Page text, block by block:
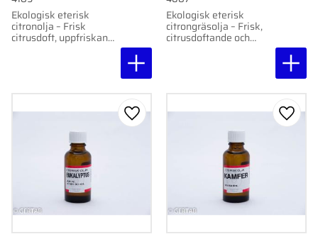
Ekologisk eterisk
citronolja – Frisk
citrusdoft, uppfriskande
Ekologisk eterisk
citrongräsolja – Frisk,
citrusdoftande och
Lägg till i favoriter Lägg